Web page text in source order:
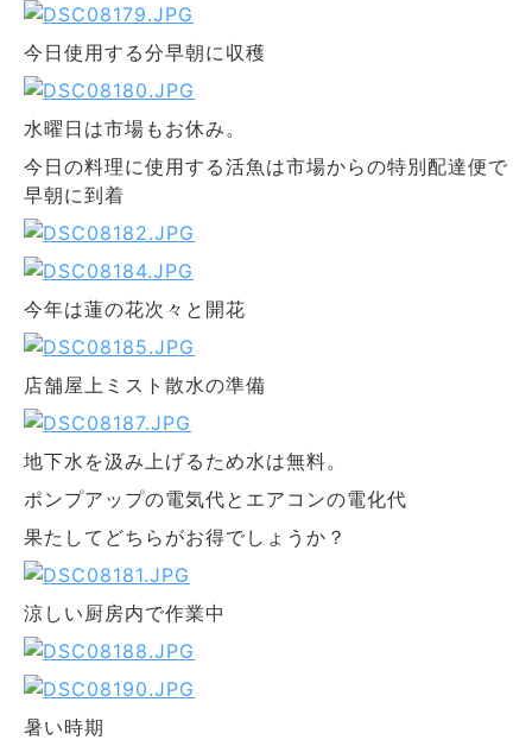
今日使用する分早朝に収穫
水曜日は市場もお休み。
今日の料理に使用する活魚は市場からの特別配達便で
早朝に到着
今年は蓮の花次々と開花
店舗屋上ミスト散水の準備
地下水を汲み上げるため水は無料。
ポンプアップの電気代とエアコンの電化代
果たしてどちらがお得でしょうか？
涼しい厨房内で作業中
暑い時期